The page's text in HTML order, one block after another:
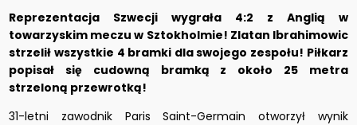
Reprezentacja Szwecji wygrała 4:2 z Anglią w
towarzyskim meczu w Sztokholmie! Zlatan Ibrahimowic
strzelił wszystkie 4 bramki dla swojego zespołu! Piłkarz
popisał się cudowną bramką z około 25 metra
strzeloną przewrotką!
31-letni zawodnik Paris Saint-Germain otworzył wynik